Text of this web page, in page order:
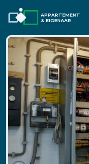
APPARTEMENT
& EIGENAAR